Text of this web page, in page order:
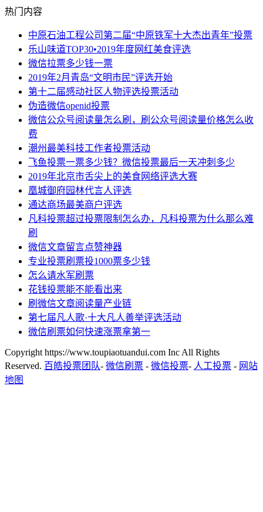
热门内容
中原石油工程公司第二届“中原铁军十大杰出青年”投票
乐山味道TOP30•2019年度网红美食评选
微信拉票多少钱一票
2019年2月青岛“文明市民”评选开始
第十二届感动社区人物评选投票活动
伪造微信openid投票
微信公众号阅读量怎么刷，刷公众号阅读量价格怎么收
费
潮州最美科技工作者投票活动
飞鱼投票一票多少钱？微信投票最后一天冲刺多少
2019年北京市舌尖上的美食网络评选大赛
凰城御府园林代言人评选
通达商场最美商户评选
凡科投票超过投票限制怎么办，凡科投票为什么那么难
刷
微信文章留言点赞神器
专业投票刷票投1000票多少钱
怎么请水军刷票
花钱投票能不能看出来
刷微信文章阅读量产业链
第七届凡人歌·十大凡人善举评选活动
微信刷票如何快速涨票拿第一
Copyright https://www.toupiaotuandui.com Inc All Rights
Reserved. 百皓投票团队- 微信刷票 - 微信投票- 人工投票 - 网站
地图